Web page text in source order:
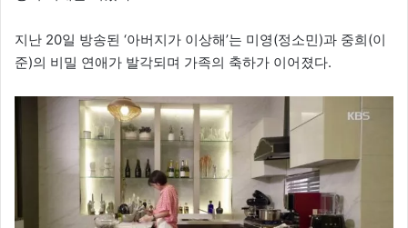
지난 20일 방송된 ‘아버지가 이상해’는 미영(정소민)과 중희(이
준)의 비밀 연애가 발각되며 가족의 축하가 이어졌다.